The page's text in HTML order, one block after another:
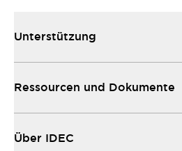
Unterstützung
Ressourcen und Dokumente
Über IDEC